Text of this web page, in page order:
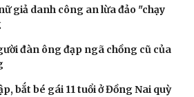
giả danh công an lừa đảo "chạy
đàn ông đạp ngã chồng cũ của
bắt bé gái 11 tuổi ở Đồng Nai quỳ